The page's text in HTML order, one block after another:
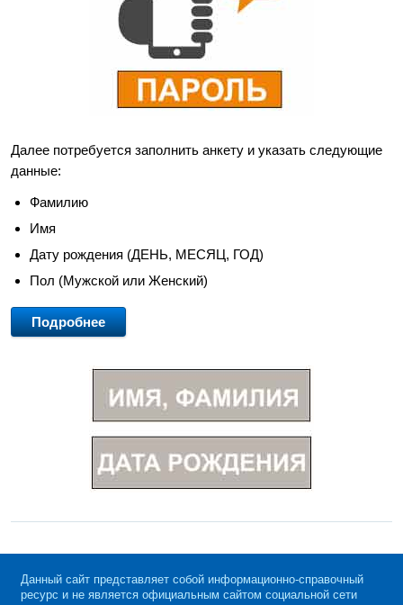
Далее потребуется заполнить анкету и указать следующие
данные:
Фамилию
Имя
Дату рождения (ДЕНЬ, МЕСЯЦ, ГОД)
Пол (Мужской или Женский)
Подробнее
Данный сайт представляет собой информационно-справочный
ресурс и не является официальным сайтом социальной сети